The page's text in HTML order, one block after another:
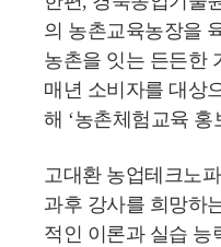
의 농촌교육농장을
농촌을 잇는 든든한
매년 소비자를 대상
해 ‘농촌체험교육 홍
고대환 농업테크노
과후 강사를 희망하
적인 이론과 실습 능